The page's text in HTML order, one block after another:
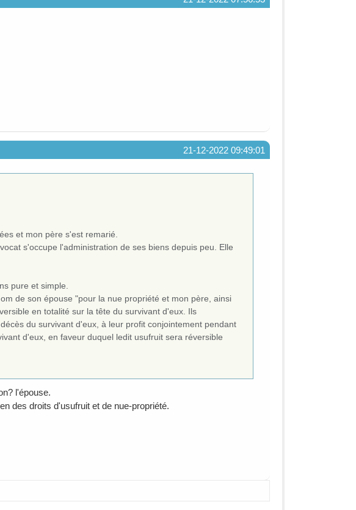
21-12-2022 09:49:01
et mon père s'est remarié.
s'occupe l'administration de ses biens depuis peu. Elle
pure et simple.
de son épouse "pour la nue propriété et mon père, ainsi
en totalité sur la tête du survivant d'eux. Ils
du survivant d'eux, à leur profit conjointement pendant
d'eux, en faveur duquel ledit usufruit sera réversible
l'épouse.
des droits d'usufruit et de nue-propriété.